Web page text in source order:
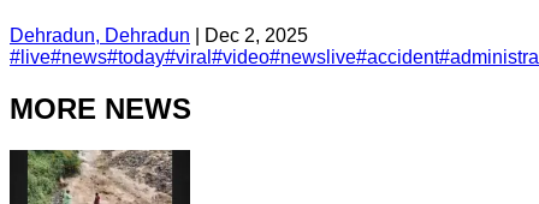
Dehradun, Dehradun
Dec 2, 2025
# live#news#today#viral #video#newslive#accident#
MORE NEWS